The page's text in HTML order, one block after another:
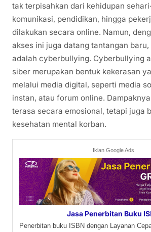
tak terpisahkan dari kehidupan
komunikasi, pendidikan, hingga
dilakukan secara online. Namun,
akses ini juga datang tantangan
adalah cyberbullying. Cyberbullying
siber merupakan bentuk kekerasan
melalui media digital, seperti media
instan, atau forum online.
terasa secara emosional, tetapi juga
kesehatan mental korban.
Iklan Google Ads
Jasa Penerbitan Buku
Penerbitan buku ISBN dengan Layanan